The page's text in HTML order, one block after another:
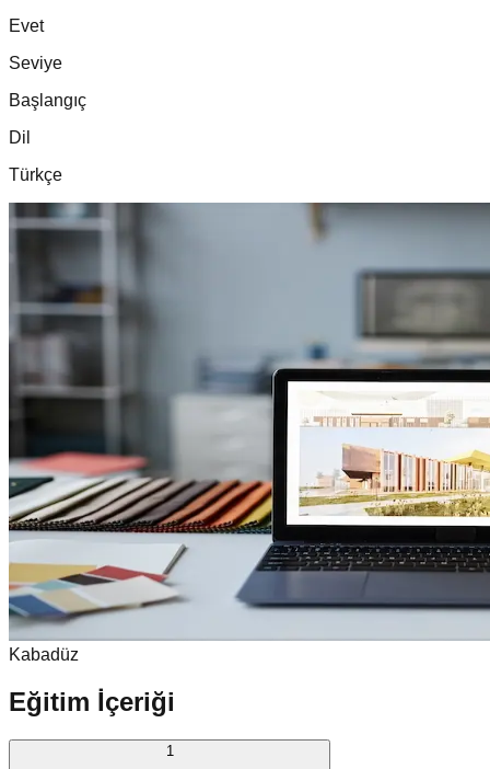
Evet
Seviye
Başlangıç
Dil
Türkçe
Kabadüz
Eğitim İçeriği
1